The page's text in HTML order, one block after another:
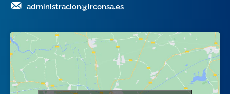
administracion@irconsa.es